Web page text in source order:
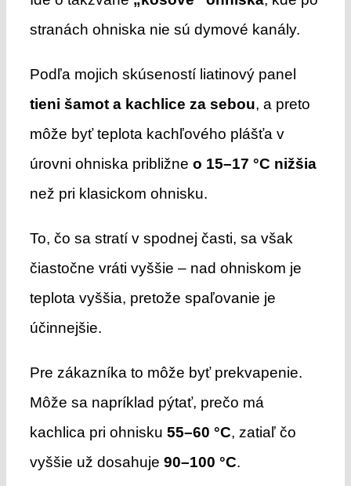
stranách ohniska nie sú dymové kanály.
Podľa mojich skúseností liatinový panel
tieni šamot a kachlice za sebou, a preto
môže byť teplota kachľového plášťa v
úrovni ohniska približne o 15–17 °C nižšia
než pri klasickom ohnisku.
To, čo sa stratí v spodnej časti, sa však
čiastočne vráti vyššie – nad ohniskom je
teplota vyššia, pretože spaľovanie je
účinnejšie.
Pre zákazníka to môže byť prekvapenie.
Môže sa napríklad pýtať, prečo má
kachlica pri ohnisku 55–60 °C, zatiaľ čo
vyššie už dosahuje 90–100 °C.